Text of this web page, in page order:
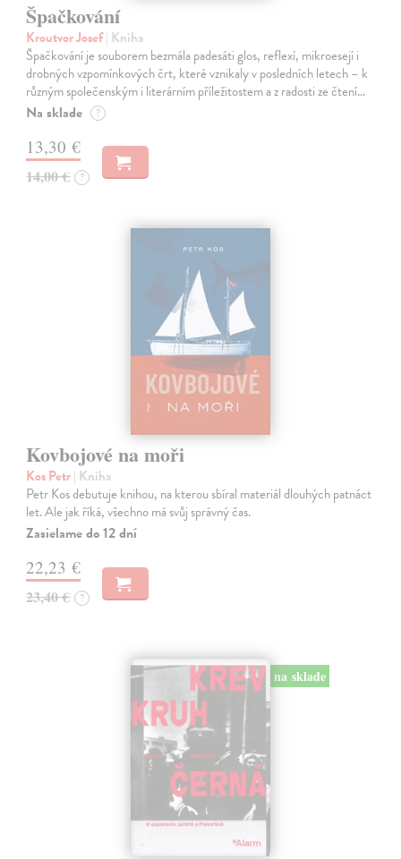
Špačkování
Kroutvor Josef| Kniha
Špačkování je souborem bezmála padesáti glos, reflexí, mikroesejí i
drobných vzpomínkových črt, které vznikaly v posledních letech – k
různým společenským i literárním příležitostem a z radosti ze čtení…
Na sklade ?
13,30 €
14,00 € ?
Kovbojové na moři
Kos Petr| Kniha
Petr Kos debutuje knihou, na kterou sbíral materiál dlouhých patnáct
let. Ale jak říká, všechno má svůj správný čas.
Zasielame do 12 dní
22,23 €
23,40 € ?
na sklade